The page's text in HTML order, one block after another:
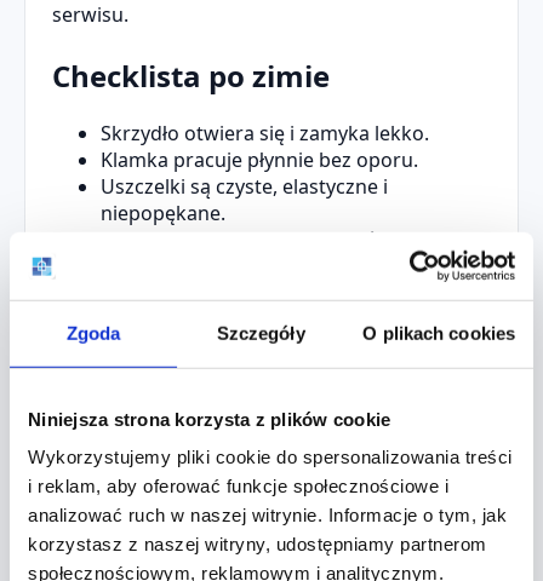
Zgoda Szczegóły O plikach cookies
Niniejsza strona korzysta z plików cookie
Wykorzystujemy pliki cookie do spersonalizowania treści
i reklam, aby oferować funkcje społecznościowe i
analizować ruch w naszej witrynie. Informacje o tym, jak
korzystasz z naszej witryny, udostępniamy partnerom
społecznościowym, reklamowym i analitycznym.
serwisu.
Checklista po zimie
Skrzydło otwiera się i zamyka lekko.
Klamka pracuje płynnie bez oporu.
Uszczelki są czyste, elastyczne i
niepopękane.
Okucia i zawiasy nie mają luzów ani
zabrudzeń.
Docisk skrzydła jest równy.
Drzwi balkonowe i rolety także zostały
Kiedy wystarczy przegląd, a
kiedy potrzebny jest serwis?
Podstawowe oględziny i czyszczenie można